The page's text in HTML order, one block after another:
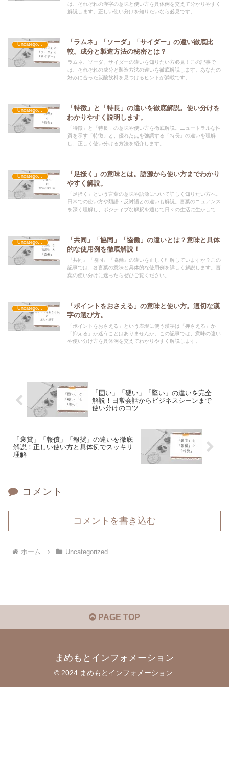
は、それぞれの漢字の意味と使い方を具体例を交えて分かりやすく
解説します。正しい使い分けを知りたいなら必見です。
Uncategorized
「ラムネ」「ソーダ」「サイダー」の違い徹底比
較。成分と製造方法の秘密とは？
ラムネ、ソーダ、サイダーの違いを知りたい方必見！この記事で
は、それぞれの成分と製造方法の違いを徹底解説します。あなたの
好みに合った炭酸飲料を見つけるヒントが満載です。
Uncategorized
「特徴」と「特長」の違いを徹底解説。使い分けを
わかりやすく説明します。
「特徴」と「特長」の意味や使い方を徹底解説。ニュートラルな性
質を示す「特徴」と、優れた点を強調する「特長」の違いを理解
し、正しく使い分ける方法を紹介します。
Uncategorized
「足掻く」の意味とは。語源から使い方までわかり
やすく解説。
「足掻く」という言葉の意味や語源について詳しく知りたい方へ。
日常での使い方や類語・反対語との違いも解説。言葉のニュアンス
を深く理解し、ポジティブな解釈を通じて日々の生活に生かしてみ
Uncategorized
「共同」「協同」「協働」の違いとは？意味と具体
的な使用例を徹底解説！
『共同』『協同』『協働』の違いを正しく理解していますか？この
記事では、各言葉の意味と具体的な使用例を詳しく解説します。言
葉の使い分けに迷ったらぜひご覧ください。
「ポイントをおさえる」の意味と使い方。適切な漢
字の選び方。
「ポイントをおさえる」という表現に使う漢字は「押さえる」か
「抑える」か迷うことはありませんか。この記事では、意味の違い
や使い分け方を具体例を交えてわかりやすく解説します。
「固い」「硬い」「堅い」の違いを完全
解説！日常会話からビジネスシーンまで
使い分けのコツ
「褒賞」「報償」「報奨」の違いを徹底
解説！正しい使い方と具体例でスッキリ
理解
コメント
コメントを書き込む
ホーム Uncategorized
PAGE TOP
まめもとインフォメーション
© 2024 まめもとインフォメーション.